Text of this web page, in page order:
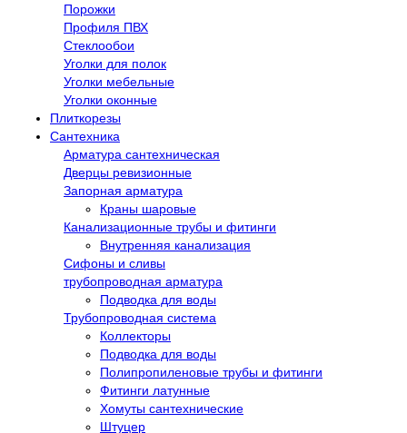
Порожки
Профиля ПВХ
Стеклообои
Уголки для полок
Уголки мебельные
Уголки оконные
Плиткорезы
Сантехника
Арматура сантехническая
Дверцы ревизионные
Запорная арматура
Краны шаровые
Канализационные трубы и фитинги
Внутренняя канализация
Сифоны и сливы
трубопроводная арматура
Подводка для воды
Трубопроводная система
Коллекторы
Подводка для воды
Полипропиленовые трубы и фитинги
Фитинги латунные
Хомуты сантехнические
Штуцер